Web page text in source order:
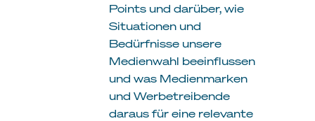
Points und darüber, wie
Situationen und
Bedürfnisse unsere
Medienwahl beeinflussen
und was Medienmarken
und Werbetreibende
daraus für eine relevante